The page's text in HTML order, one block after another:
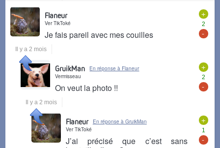
+
2
-
Flaneur
Ver TikToké
Je fais pareil avec mes couilles
Il y a 2 mois
+
2
-
GruikMan
En réponse à Flaneur
Vermisseau
On veut la photo !!
Il y a 2 mois
+
1
-
Flaneur
En réponse à GruikMan
Ver TikToké
J’ai précisé que c’est sans